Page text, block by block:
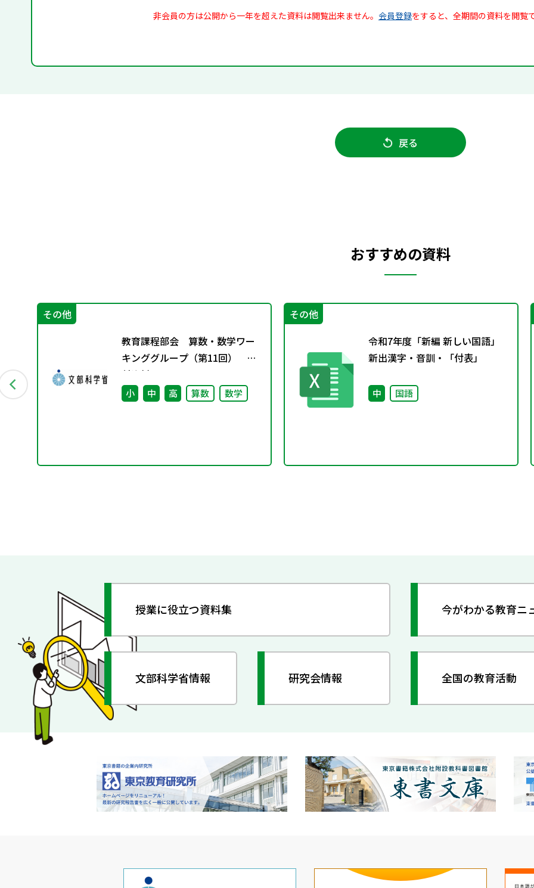
非会員の方は公開から一年を超えた資料は閲覧出来ません。 会員登録をすると、全期間の資料を閲覧
戻る
おすすめの資料
その他
教育課程部会 算数・数学ワー
キンググループ（第11回） 配
付資料
小 中 高 算数 数学
その他
令和7年度「新編 新しい国語」
新出漢字・音訓・「付表」
中 国語
授業に役立つ資料集 今がわかる教育ニ
文部科学省情報 研究会情報 全国の教育活動